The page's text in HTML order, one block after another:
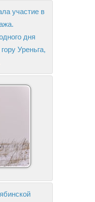
участие в
дня
Уреньга,